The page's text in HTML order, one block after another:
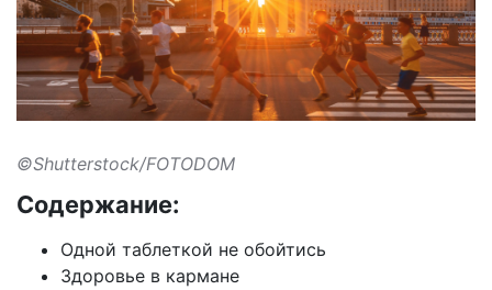
©Shutterstock/FOTODOM
Содержание:
Одной таблеткой не обойтись
Здоровье в кармане